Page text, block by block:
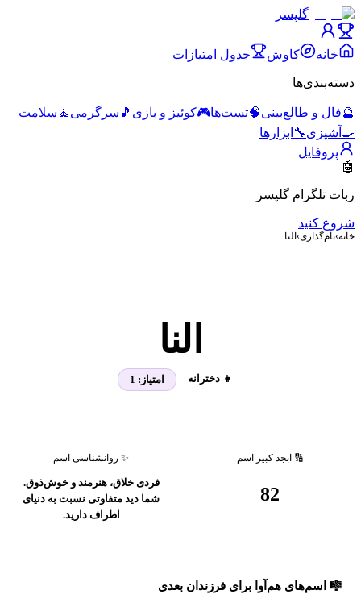
گلپسر
خانه کاوش جدول امتیازات
دسته‌بندی‌ها
🔮فال و طالع‌بینی🧠تست‌ها🎮کوئیز و بازی 🎵 سرگرمی 🧘 سلامت
🍳 آشپزی🔧 ابزارها
پروفایل
🤖
ربات تلگرام گلپسر
شروع کنید
خانه›نام‌گذاری› النا
النا
👧 دخترانه امتیاز: 1
🔢 ابجد کبیر اسم
82
✨ روانشناسی اسم
فردی خلاق، هنرمند و خوش‌ذوق.
شما دید متفاوتی نسبت به دنیای
اطراف دارید.
🎼 اسم‌های هم‌آوا برای فرزندان بعدی